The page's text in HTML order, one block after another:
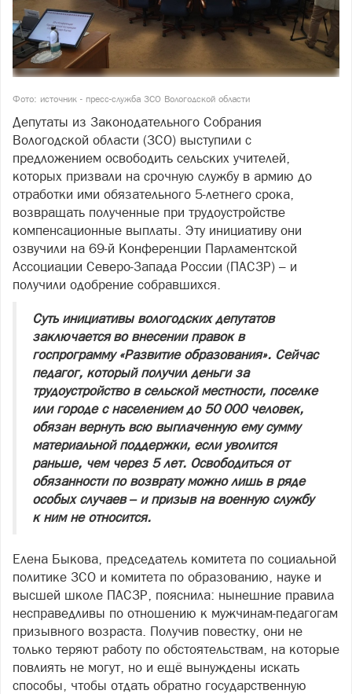
Фото: источник - пресс-служба ЗСО Вологодской области
Депутаты из Законодательного Собрания
Вологодской области (ЗСО) выступили с
предложением освободить сельских учителей,
которых призвали на срочную службу в армию до
отработки ими обязательного 5-летнего срока,
возвращать полученные при трудоустройстве
компенсационные выплаты. Эту инициативу они
озвучили на 69‑й Конференции Парламентской
Ассоциации Северо‑Запада России (ПАСЗР) – и
получили одобрение собравшихся.
Суть инициативы вологодских депутатов
заключается во внесении правок в
госпрограмму «Развитие образования». Сейчас
педагог, который получил деньги за
трудоустройство в сельской местности, поселке
или городе с населением до 50 000 человек,
обязан вернуть всю выплаченную ему сумму
материальной поддержки, если уволится
раньше, чем через 5 лет. Освободиться от
обязанности по возврату можно лишь в ряде
особых случаев – и призыв на военную службу
к ним не относится.
Елена Быкова, председатель комитета по социальной
политике ЗСО и комитета по образованию, науке и
высшей школе ПАСЗР, пояснила: нынешние правила
несправедливы по отношению к мужчинам‑педагогам
призывного возраста. Получив повестку, они не
только теряют работу по обстоятельствам, на которые
повлиять не могут, но и ещё вынуждены искать
способы, чтобы отдать обратно государственную